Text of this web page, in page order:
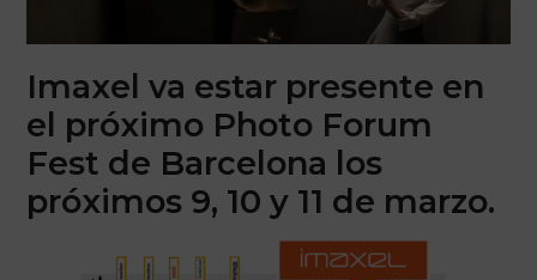
Imaxel va estar presente en
el próximo Photo Forum
Fest de Barcelona los
próximos 9, 10 y 11 de marzo.